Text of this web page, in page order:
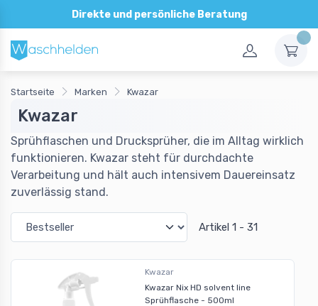
Direkte und persönliche Beratung
Startseite Marken Kwazar
Kwazar
Sprühflaschen und Drucksprüher, die im Alltag wirklich
funktionieren. Kwazar steht für durchdachte
Verarbeitung und hält auch intensivem Dauereinsatz
zuverlässig stand.
Artikel 1 - 31
Kwazar
Kwazar Nix HD solvent line
Sprühflasche - 500ml